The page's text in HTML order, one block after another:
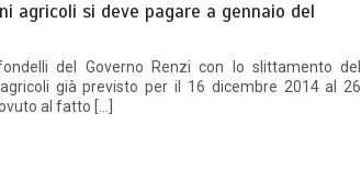
agricoli si deve pagare a gennaio del
del Governo Renzi con lo slittamento del
già previsto per il 16 dicembre 2014 al 26
al fatto […]